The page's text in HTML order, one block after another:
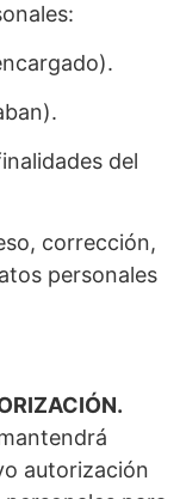
del
corrección,
personales
autorización